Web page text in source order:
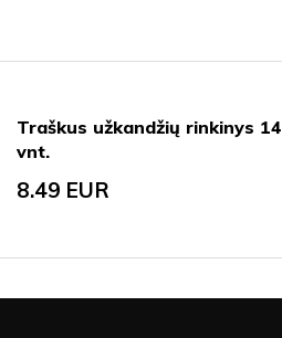
Traškus užkandžių rinkinys 14
vnt.
8.49 EUR